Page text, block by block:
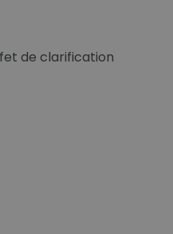
de clarification